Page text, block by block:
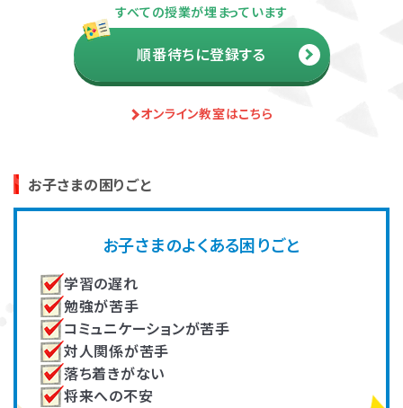
資料・体験授業のお問い合わせ
発達障害とは
個人情報保護方針 サイトマップ
すべての授業が埋まっています
順番待ちに登録する
オンライン教室はこちら
お子さまの困りごと
お子さまのよくある困りごと
学習の遅れ
勉強が苦手
コミュニケーションが苦手
対人関係が苦手
落ち着きがない
将来への不安
わかる本』監修
『ADHDの子どもたち』『臨床 作業
療法』
他、各教室の指導員育成に従事。
生活保護
受給世帯
市町村民税
課税世帯
市町村民税
課税世帯
前年度の年間所得
890万円
4,600円
課税世帯
前年度の年間所得
890万円
までの世帯